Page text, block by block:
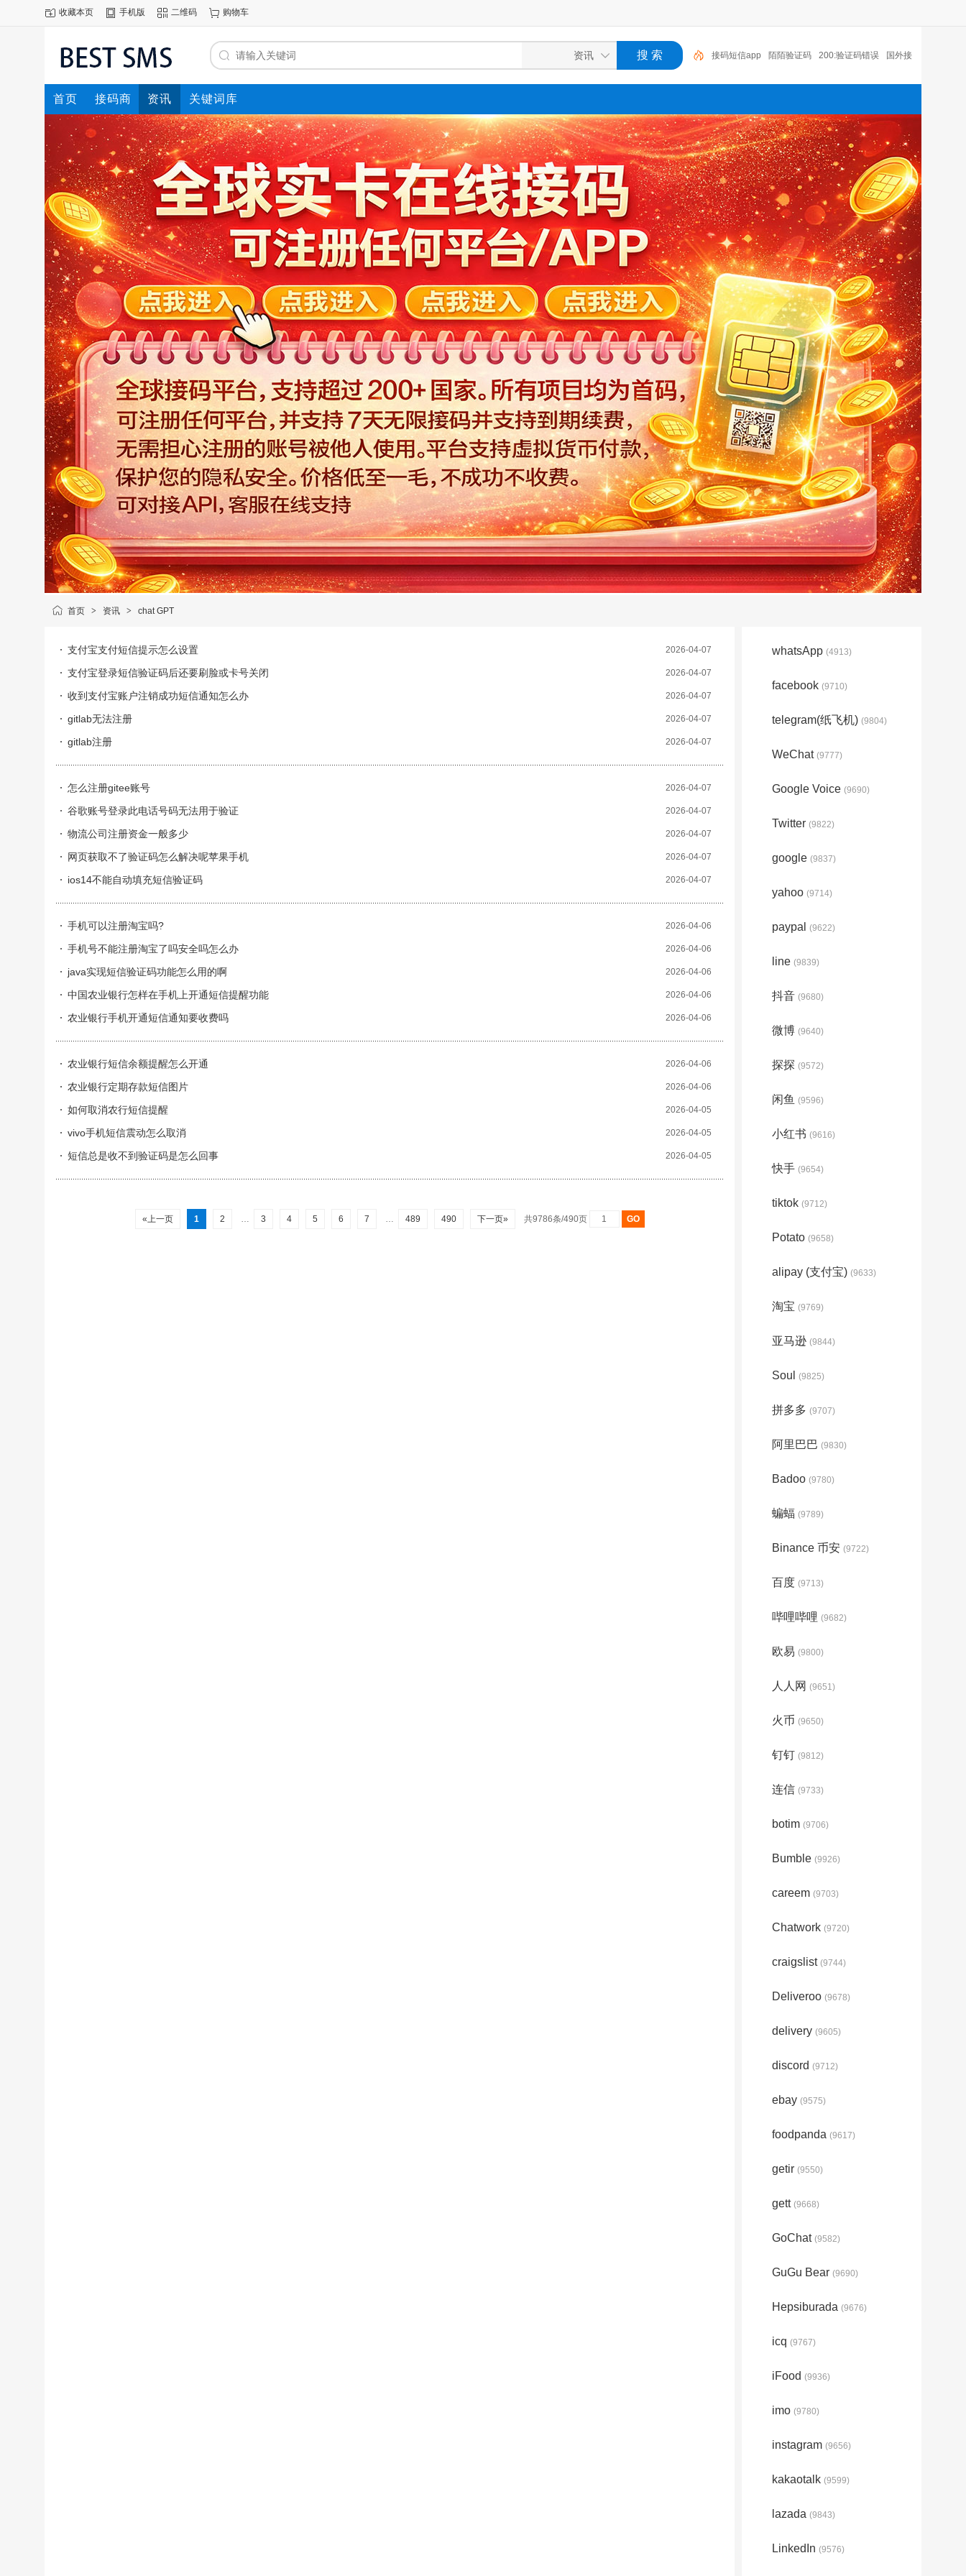
收藏本页 手机版 二维码 购物车
陌陌验证码 200:验证码错误 国外接码软件下载
接码短信平台注册抖音 老年机有没有验证码 语音
验证码收费吗 探探无法收到验证码 国外手机号接码
网站 云短信接码app 接码短信app
首页 接码商 资讯 关键词库
首页 > 资讯 > chat GPT
2026-04-07
支付宝支付短信提示怎么设置
2026-04-07
支付宝登录短信验证码后还要刷脸或卡号关闭
2026-04-07
收到支付宝账户注销成功短信通知怎么办
2026-04-07
gitlab无法注册
2026-04-07
gitlab注册
2026-04-07
怎么注册gitee账号
2026-04-07
谷歌账号登录此电话号码无法用于验证
2026-04-07
物流公司注册资金一般多少
2026-04-07
网页获取不了验证码怎么解决呢苹果手机
2026-04-07
ios14不能自动填充短信验证码
2026-04-06
手机可以注册淘宝吗?
2026-04-06
手机号不能注册淘宝了吗安全吗怎么办
2026-04-06
java实现短信验证码功能怎么用的啊
2026-04-06
中国农业银行怎样在手机上开通短信提醒功能
2026-04-06
农业银行手机开通短信通知要收费吗
2026-04-06
农业银行短信余额提醒怎么开通
2026-04-06
农业银行定期存款短信图片
2026-04-05
如何取消农行短信提醒
2026-04-05
vivo手机短信震动怎么取消
2026-04-05
短信总是收不到验证码是怎么回事
«上一页 1 2 … 3 4 5 6 7 … 489 490 下一页» 共9786条/490页
whatsApp (4913)
facebook (9710)
telegram(纸飞机) (9804)
WeChat (9777)
Google Voice (9690)
Twitter (9822)
google (9837)
yahoo (9714)
paypal (9622)
line (9839)
抖音 (9680)
微博 (9640)
探探 (9572)
闲鱼 (9596)
小红书 (9616)
快手 (9654)
tiktok (9712)
Potato (9658)
alipay (支付宝) (9633)
淘宝 (9769)
亚马逊 (9844)
Soul (9825)
拼多多 (9707)
阿里巴巴 (9830)
Badoo (9780)
蝙蝠 (9789)
Binance 币安 (9722)
百度 (9713)
哔哩哔哩 (9682)
欧易 (9800)
人人网 (9651)
火币 (9650)
钉钉 (9812)
连信 (9733)
botim (9706)
Bumble (9926)
careem (9703)
Chatwork (9720)
craigslist (9744)
Deliveroo (9678)
delivery (9605)
discord (9712)
ebay (9575)
foodpanda (9617)
getir (9550)
gett (9668)
GoChat (9582)
GuGu Bear (9690)
Hepsiburada (9676)
icq (9767)
iFood (9936)
imo (9780)
instagram (9656)
kakaotalk (9599)
lazada (9843)
LinkedIn (9576)